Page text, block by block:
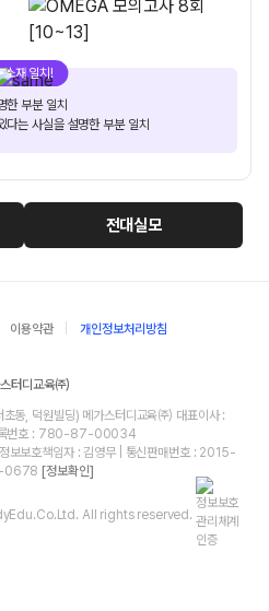
한 부분 일치
다는 사실을 설명한 부분 일치
소재 일치!
전대실모
이용약관 개인정보처리방침
터디교육㈜
동, 덕원빌딩) 메가스터디교육㈜ 대표이사 :
록번호 : 780-87-00034
보호책임자 : 김영무 | 통신판매번호 : 2015-
-0678 [정보확인]
All rights reserved.